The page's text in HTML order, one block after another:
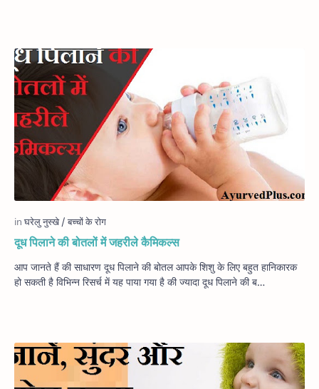
दूध पिलाने की बोतलों में जहरीले कैमिकल्स
आप जानते हैं की साधारण दूध पिलाने की बोतल आपके शिशु के लिए बहुत हानिकारक
हो सकती है विभिन्न रिसर्च में यह पाया गया है की ज्यादा दूध पिलाने की ब…